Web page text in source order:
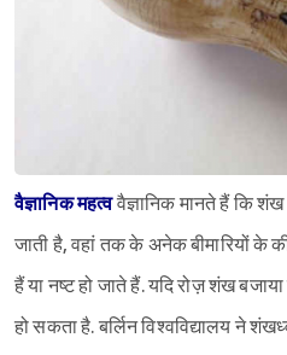
वैज्ञानिक महत्ववैज्ञानिक मानते हैं कि
जाती है, वहां तक के अनेक बीमारियों के
हैं या नष्ट हो जाते हैं. यदि रोज़ शंख
हो सकता है. बर्लिन विश्‍वविद्यालय ने